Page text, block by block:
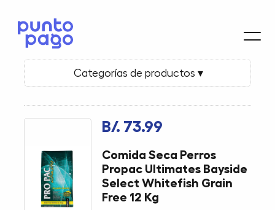
Categorías de productos ▾
B/. 73.99
Comida Seca Perros
Propac Ultimates Bayside
Select Whitefish Grain
Free 12 Kg